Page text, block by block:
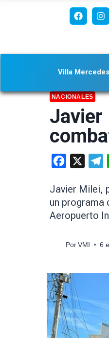
Villa Mercedes
NACIONALES
Javier
Facebook
Javier Milei,
un programa
Aeropuerto
Por VMI 6